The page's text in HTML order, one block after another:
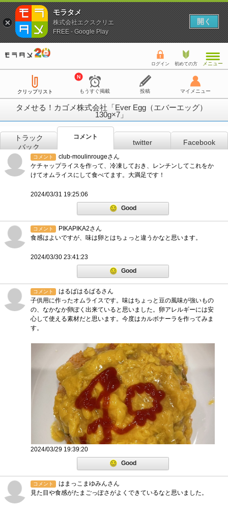
ログイン 初めての方 メニュー
クリップリスト もうすぐ掲載 投稿 マイメニュー
タメせる！カゴメ株式会社「Ever Egg（エバーエッグ）
130g×7」
トラック
バック
コメント
twitter Facebook
コメント
club-moulinrougeさん
ケチャップライスを作って、冷凍しておき、レンチンしてこれをか
けてオムライスにして食べてます。大満足です！
2024/03/31 19:25:06
Good
コメント
PIKAPIKA2さん
食感はよいですが、味は卵とはちょっと違うかなと思います。
2024/03/30 23:41:23
Good
コメント
はるばはるばるさん
子供用に作ったオムライスです。味はちょっと豆の風味が強いもの
の、なかなか卵ぽく出来ていると思いました。卵アレルギーには安
心して使える素材だと思います。今度はカルボナーラを作ってみま
す。
2024/03/29 19:39:20
Good
コメント
はまっこまゆみんさん
見た目や食感がたまごっぽさがよくできているなと思いました。
モラタメ
株式会社エクスクリエ
FREE - Google Play
開く